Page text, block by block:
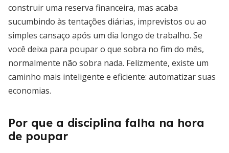
construir uma reserva financeira, mas acaba
sucumbindo às tentações diárias, imprevistos ou ao
simples cansaço após um dia longo de trabalho. Se
você deixa para poupar o que sobra no fim do mês,
normalmente não sobra nada. Felizmente, existe um
caminho mais inteligente e eficiente: automatizar suas
economias.
Por que a disciplina falha na hora
de poupar